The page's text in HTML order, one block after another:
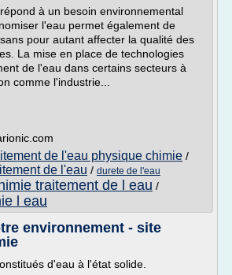
à un besoin environnemental
l'eau permet également de
pour autant affecter la qualité des
La mise en place de technologies
de l'eau dans certains secteurs à
comme l'industrie...
de l'eau physique chimie /
de l'eau / durete de l'eau
traitement de l eau /
l eau
environnement - site
d'eau à l'état solide.